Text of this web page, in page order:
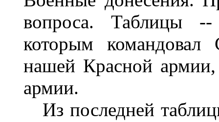
вопроса. Таблицы --
которым
нашей Красной
армии.
Из последней